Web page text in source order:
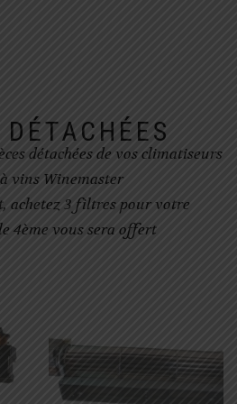
détachées de vos climatiseurs
vins Winemaster
achetez 3 filtres pour votre
4ème vous sera offert